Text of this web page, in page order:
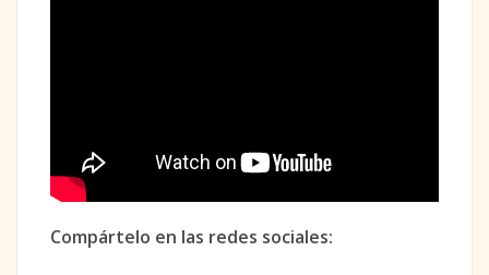
Compártelo en las redes sociales: